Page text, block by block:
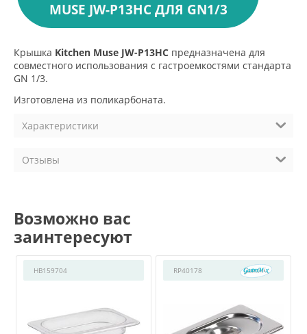
MUSE JW-P13HC ДЛЯ GN1/3
Крышка Kitchen Muse JW-P13HC предназначена для
совместного использования с гастроемкостями стандарта
GN 1/3.
Изготовлена из поликарбоната.
Характеристики
Отзывы
Возможно вас
заинтересуют
HB159704 RP40178